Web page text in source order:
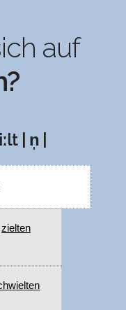
auf
| n̩ |
zielten